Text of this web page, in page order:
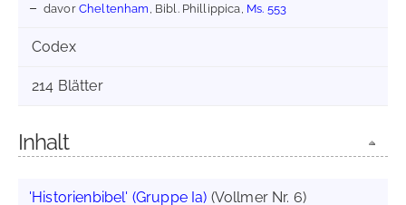
davorCheltenham , Bibl. Phillippica, Ms. 553
Codex
214 Blätter
Inhalt
'Historienbibel' (Gruppe Ia) (Vollmer Nr. 6)